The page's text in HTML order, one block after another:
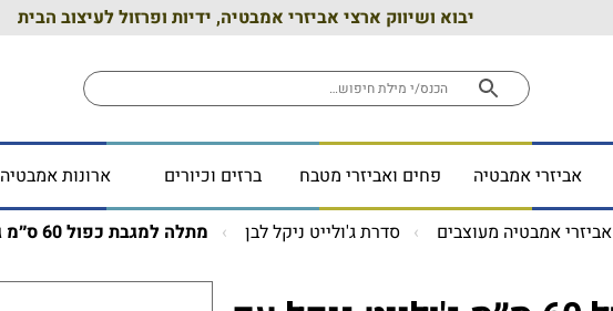
יבוא ושיווק ארצי אביזרי אמבטיה, ידיות ופרזול לעיצוב הבית
אביזרי אמבטיה פחים ואביזרי מטבח ברזים וכיורים ארונות אמבטיה
אביזרי אמבטיה מעוצבים סדרת ג'ולייט ניקל לבן מתלה למגבת כפול 60 ס״מ ג'ולייט ניקל עם לבן